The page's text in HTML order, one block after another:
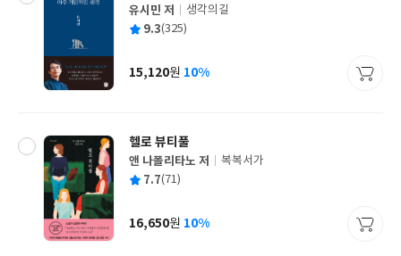
글
쓴
유시민 저
출
사
생각의길
평 9.3(325)
가
15,120원 10%
헬로 뷰티풀
글
쓴
앤 나폴리타노 저
출
사
복복서가
평 7.7(71)
가
16,650원 10%